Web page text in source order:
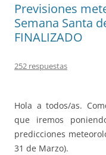
Previsiones
Semana Santa
FINALIZADO
252 respuestas
Hola a todos/as.
que iremos
predicciones
31 de Marzo).